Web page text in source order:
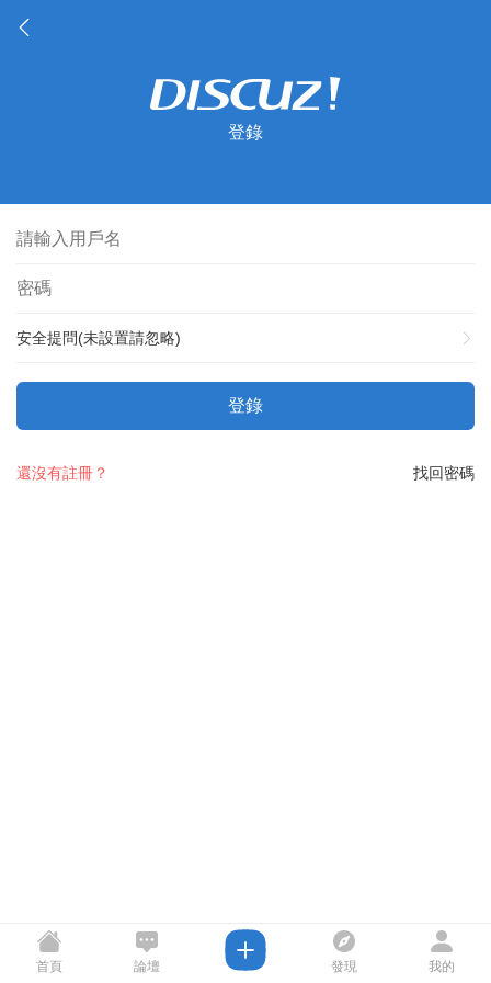
登錄
安全提問(未設置請忽略)
登錄
找回密碼
還沒有註冊？
首頁 論壇 發現 我的